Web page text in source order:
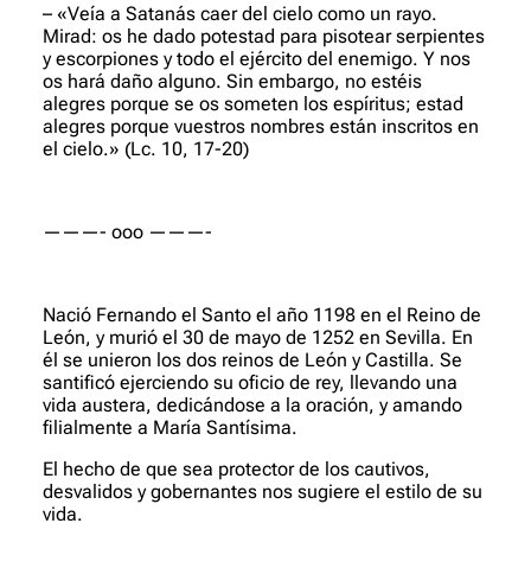
– «Veía a Satanás caer del cielo como un rayo.
Mirad: os he dado potestad para pisotear serpientes
y escorpiones y todo el ejército del enemigo. Y nos
os hará daño alguno. Sin embargo, no estéis
alegres porque se os someten los espíritus; estad
alegres porque vuestros nombres están inscritos en
el cielo.» (Lc. 10, 17-20)
———- ooo ———-
Nació Fernando el Santo el año 1198 en el Reino de
León, y murió el 30 de mayo de 1252 en Sevilla. En
él se unieron los dos reinos de León y Castilla. Se
santificó ejerciendo su oficio de rey, llevando una
vida austera, dedicándose a la oración, y amando
filialmente a María Santísima.
El hecho de que sea protector de los cautivos,
desvalidos y gobernantes nos sugiere el estilo de su
vida.